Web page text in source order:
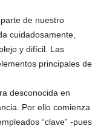
de nuestro
cuidadosamente,
y difícil. Las
principales de
desconocida en
Por ello comienza
“clave” -pues